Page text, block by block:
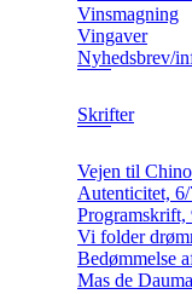
Vinsmagning
Vingaver
Nyhedsbrev/
Skrifter
Vejen til
Autenticitet,
Programskrift,
Vi folder
Bedømmelse
Mas de